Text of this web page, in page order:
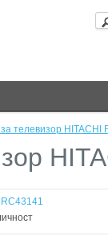
телевизор HITACHI
RC43141